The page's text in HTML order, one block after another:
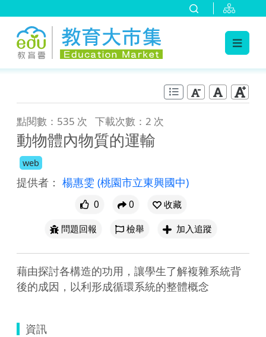
點閱數：535 次 下載次數：2 次
動物體內物質的運輸
web
提供者： 楊惠雯 (桃園市立東興國中)
0 0
收藏
問題回報
檢舉 加入追蹤
藉由探討各構造的功用，讓學生了解複雜系統背
後的成因，以利形成循環系統的整體概念
資訊